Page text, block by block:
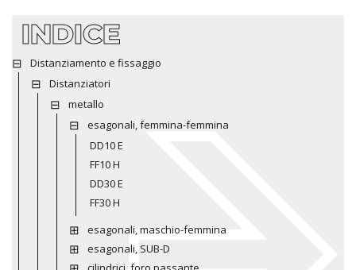
INDICE
Distanziamento e fissaggio
Distanziatori
metallo
esagonali, femmina-femmina
DD10 E
FF10 H
DD30 E
FF30 H
esagonali, maschio-femmina
esagonali, SUB-D